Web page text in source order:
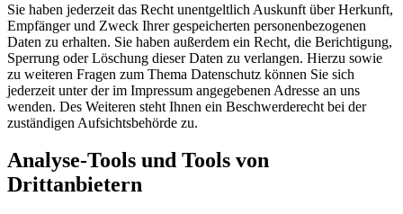
Sie haben jederzeit das Recht unentgeltlich Auskunft über Herkunft,
Empfänger und Zweck Ihrer gespeicherten personenbezogenen
Daten zu erhalten. Sie haben außerdem ein Recht, die Berichtigung,
Sperrung oder Löschung dieser Daten zu verlangen. Hierzu sowie
zu weiteren Fragen zum Thema Datenschutz können Sie sich
jederzeit unter der im Impressum angegebenen Adresse an uns
wenden. Des Weiteren steht Ihnen ein Beschwerderecht bei der
zuständigen Aufsichtsbehörde zu.
Analyse-Tools und Tools von
Drittanbietern